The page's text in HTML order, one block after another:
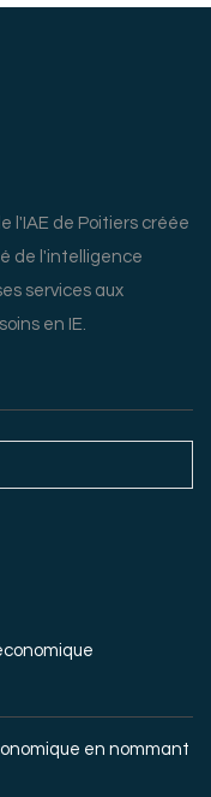
l'IAE de Poitiers créée
de l'intelligence
services aux
en IE.
en nommant